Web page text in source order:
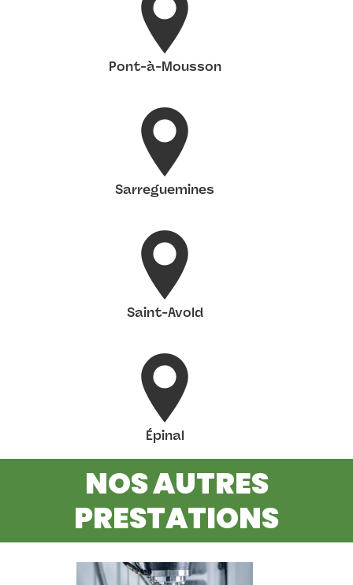
Pont-à-Mousson
Sarreguemines
Saint-Avold
Épinal
NOS AUTRES
PRESTATIONS